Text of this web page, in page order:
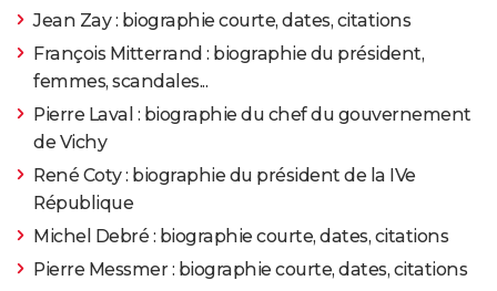
Jean Zay : biographie courte, dates, citations
François Mitterrand : biographie du président,
femmes, scandales...
Pierre Laval : biographie du chef du gouvernement
de Vichy
René Coty : biographie du président de la IVe
République
Michel Debré : biographie courte, dates, citations
Pierre Messmer : biographie courte, dates, citations